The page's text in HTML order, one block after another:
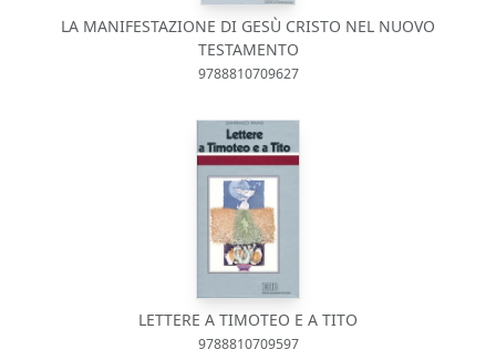
LA MANIFESTAZIONE DI GESÙ CRISTO NEL NUOVO
TESTAMENTO
9788810709627
LETTERE A TIMOTEO E A TITO
9788810709597